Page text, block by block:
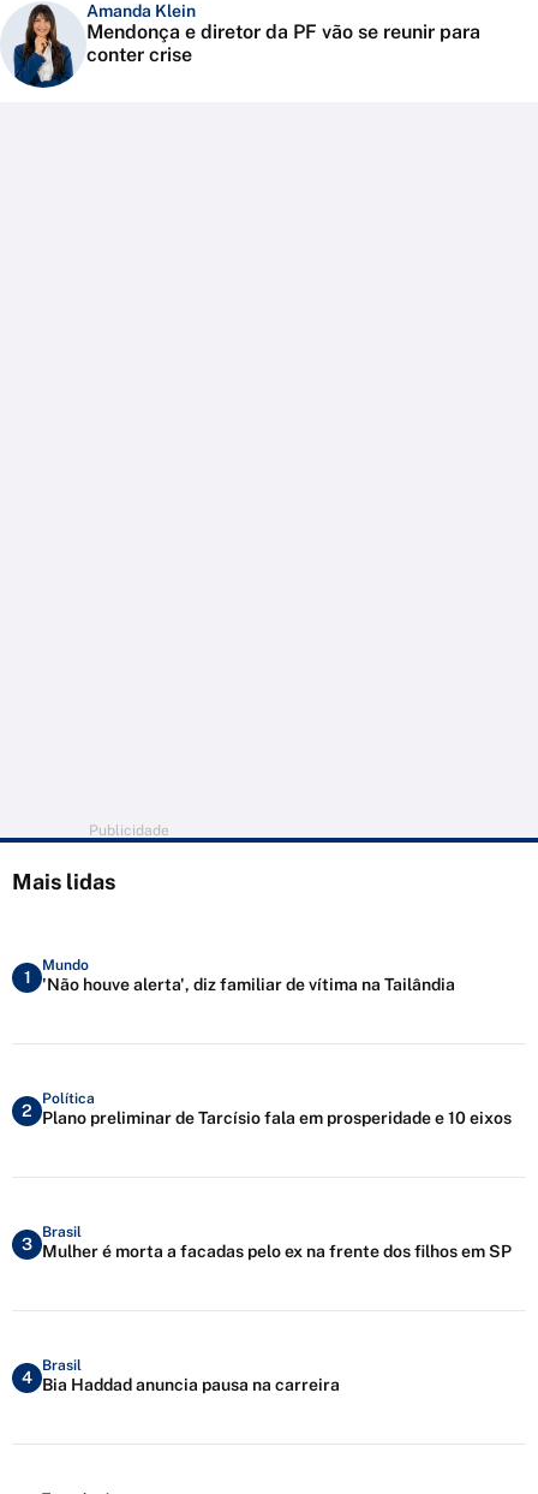
Amanda Klein
Mendonça e diretor da PF vão se reunir para
conter crise
Publicidade
Mais lidas
1
Mundo
'Não houve alerta', diz familiar de vítima na Tailândia
2
Política
Plano preliminar de Tarcísio fala em prosperidade e 10 eixos
3
Brasil
Mulher é morta a facadas pelo ex na frente dos filhos em SP
4
Brasil
Bia Haddad anuncia pausa na carreira